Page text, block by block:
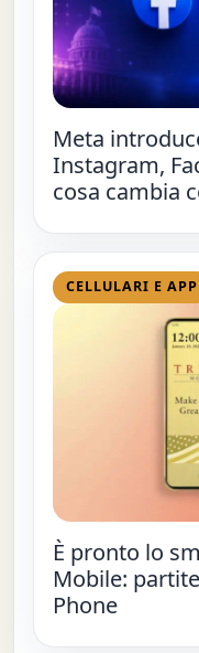
Meta
Instagram,
cosa cambia
CELLULARI E APP
È pronto lo
Mobile:
Phone